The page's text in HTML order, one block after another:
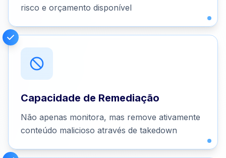
risco e orçamento disponível
Capacidade de Remediação
Não apenas monitora, mas remove ativamente
conteúdo malicioso através de takedown